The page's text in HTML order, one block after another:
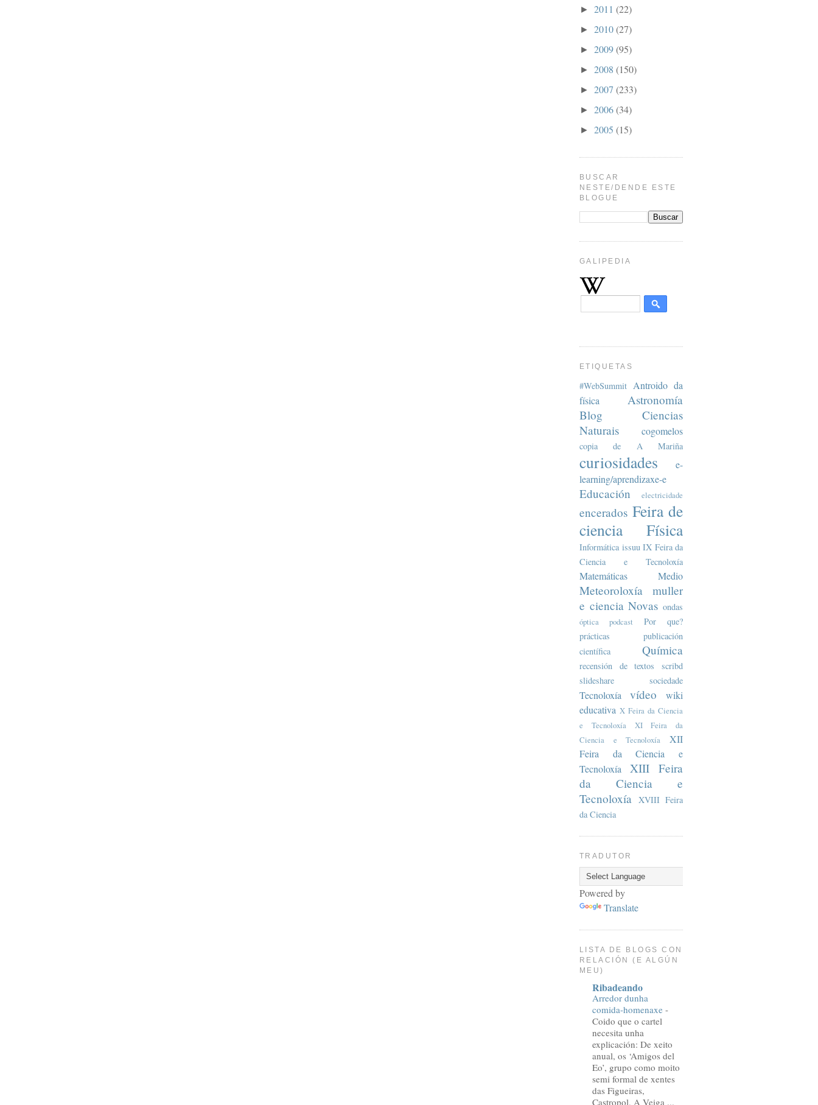
► 2011 (22)
► 2010(27)
► 2009(95)
► 2008 (150)
► 2007 (233)
► 2006(34)
► 2005 (15)
BUSCAR
NESTE/DENDE ESTE
BLOGUE
GALIPEDIA
ETIQUETAS
#WebSummit Antroido da
física
Astronomía
Blog
Ciencias
Naturais
cogomelos
copia de A Mariña
curiosidades
e-
learning/aprendizaxe-e
Educación electricidade
encerados Feira de
ciencia
Física
Informática issuu IX Feira da
Ciencia e Tecnoloxía
Matemáticas Medio
Meteoroloxía
muller
e ciencia Novas ondas
óptica podcast
Por que?
prácticas
publicación
científica
Química
recensión de textos
scribd
slideshare
sociedade
Tecnoloxía vídeo
wiki
educativa X Feira da Ciencia
e Tecnoloxía
XI Feira da
Ciencia e Tecnoloxía
XII
Feira da Ciencia e
Tecnoloxía
XIII Feira
da Ciencia e
Tecnoloxía XVIII Feira
da Ciencia
TRADUTOR
Powered by
Translate
LISTA DE BLOGS CON
RELACIÓN (E ALGÚN
MEU)
Ribadeando
Arredor dunha
comida-homenaxe -
Coido que o cartel
necesita unha
explicación: De xeito
anual, os ‘Amigos del
Eo’, grupo como moito
semi formal de xentes
das Figueiras,
Castropol, A Veiga ...